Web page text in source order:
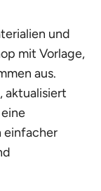
und
mit Vorlage,
aus.
aktualisiert
einfacher